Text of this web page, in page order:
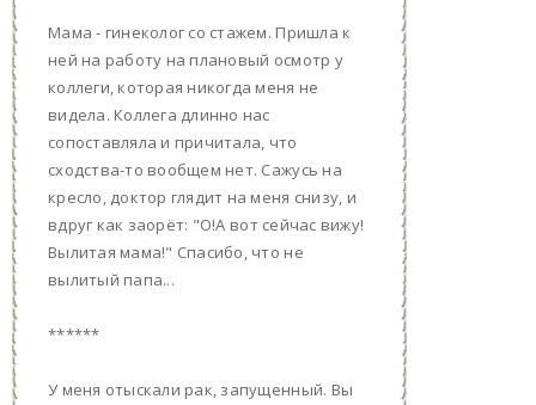
Мама - гинеколог со стажем. Пришла к
ней на работу на плановый осмотр у
коллеги, которая никогда меня не
видела. Коллега длинно нас
сопоставляла и причитала, что
сходства-то вообщем нет. Сажусь на
кресло, доктор глядит на меня снизу, и
вдруг как заорёт: "О!А вот сейчас вижу!
Вылитая мама!" Спасибо, что не
вылитый папа...
******
У меня отыскали рак, запущенный. Вы